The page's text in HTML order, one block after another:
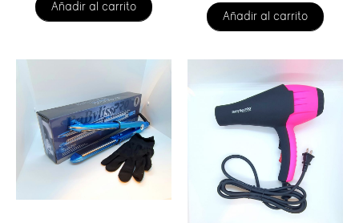
Añadir al carrito
Añadir al carrito